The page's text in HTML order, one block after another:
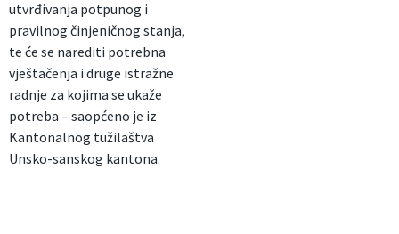
utvrđivanja potpunog i
pravilnog činjeničnog stanja,
te će se narediti potrebna
vještačenja i druge istražne
radnje za kojima se ukaže
potreba – saopćeno je iz
Kantonalnog tužilaštva
Unsko-sanskog kantona.